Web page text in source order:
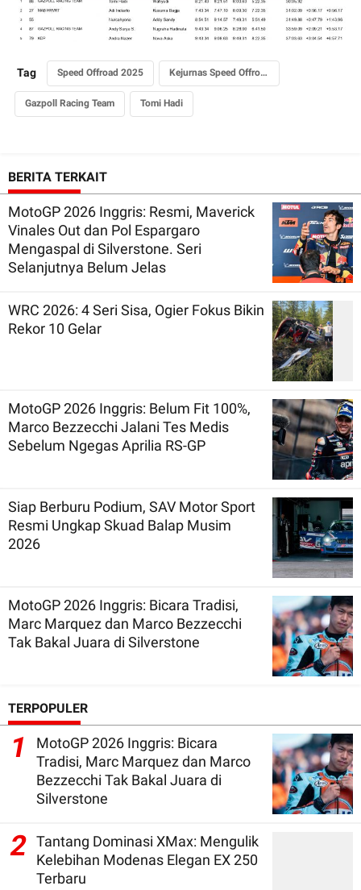
Tag Speed Offroad 2025 Kejurnas Speed Offroad
Gazpoll Racing Team Tomi Hadi
BERITA TERKAIT
MotoGP 2026 Inggris: Resmi, Maverick
Vinales Out dan Pol Espargaro
Mengaspal di Silverstone. Seri
Selanjutnya Belum Jelas
WRC 2026: 4 Seri Sisa, Ogier Fokus Bikin
Rekor 10 Gelar
MotoGP 2026 Inggris: Belum Fit 100%,
Marco Bezzecchi Jalani Tes Medis
Sebelum Ngegas Aprilia RS-GP
Siap Berburu Podium, SAV Motor Sport
Resmi Ungkap Skuad Balap Musim
2026
MotoGP 2026 Inggris: Bicara Tradisi,
Marc Marquez dan Marco Bezzecchi
Tak Bakal Juara di Silverstone
TERPOPULER
1
MotoGP 2026 Inggris: Bicara
Tradisi, Marc Marquez dan Marco
Bezzecchi Tak Bakal Juara di
Silverstone
2 Tantang Dominasi XMax: Mengulik
Kelebihan Modenas Elegan EX 250
Terbaru